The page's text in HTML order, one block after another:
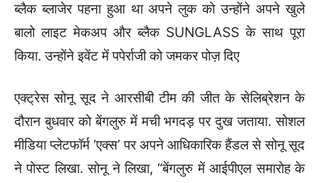
ब्लैक ब्लाजेर पहना हुआ था अपने लुक को उन्होंने अपने खुले
बालो लाइट मेकअप और ब्लैक SUNGLASS के साथ पूरा
किया. उन्होंने इवेंट में पपेर्राजी को जमकर पोज़ दिए
एक्ट्रेस सोनू सूद ने आरसीबी टीम की जीत के सेलिब्रेशन के
दौरान बुधवार को बेंगलुरु में मची भगदड़ पर दुख जताया. सोशल
मीडिया प्लेटफॉर्म ‘एक्स’ पर अपने आधिकारिक हैंडल से सोनू सूद
ने पोस्ट लिखा. सोनू ने लिखा, “बेंगलुरु में आईपीएल समारोह के